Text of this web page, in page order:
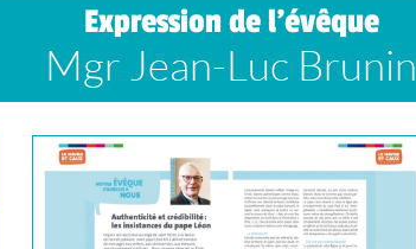
Expression de l’évêque
Mgr Jean-Luc Brunin